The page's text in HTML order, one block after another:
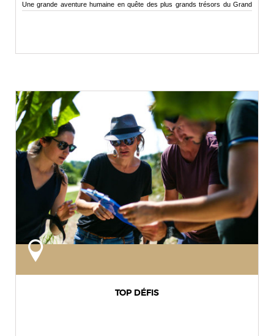
Une grande aventure humaine en quête des plus grands trésors du Grand
TOP DÉFIS